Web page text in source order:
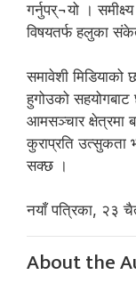
गर्नुपर्¬यो ।
विषयतर्फ हलुका
समावेशी
हुगोउको
आमसञ्चार क्षेत्रमा
कुराप्रति उत्सुकता
सक्छ ।
नयाँ पत्रिका, २३
About the